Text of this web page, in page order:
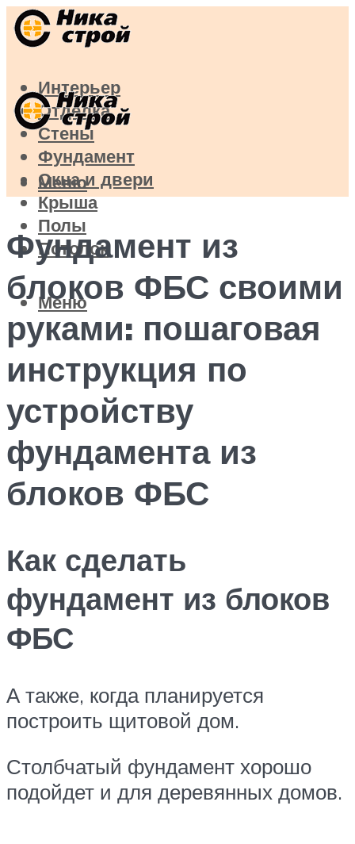
Интерьер
Отделка
Стены
Фундамент
Окна и двери
Крыша
Полы
Потолок
Меню
Меню
Фундамент из
блоков ФБС своими
руками: пошаговая
инструкция по
устройству
фундамента из
блоков ФБС
Как сделать
фундамент из блоков
ФБС
А также, когда планируется
построить щитовой дом.
Столбчатый фундамент хорошо
подойдет и для деревянных домов.